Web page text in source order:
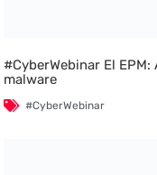
#CyberWebinar El
malware
#CyberWebinar